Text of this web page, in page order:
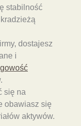
stabilność
dostajesz
i
się na
obawiasz się
aktywów.